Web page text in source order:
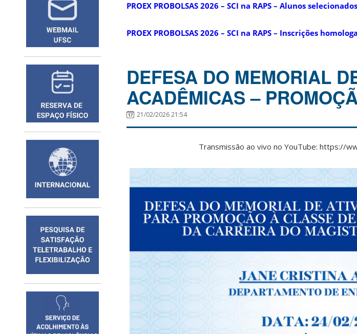
PROEX PROBOLSAS 2026 – SCI na RAPS – Alunos
PROEX PROBOLSAS 2026 – SCI na RAPS – Inscrições
DEFESA DO MEMORIAL
ACADÊMICAS –
21/02/2026 21:54
Transmissão ao vivo no YouTube: https://